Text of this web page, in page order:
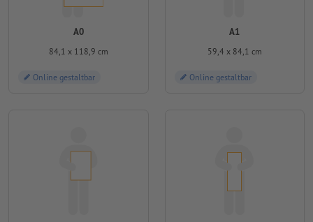
A0
84,1 x 118,9 cm
Online gestaltbar
A1
59,4 x 84,1 cm
Online gestaltbar